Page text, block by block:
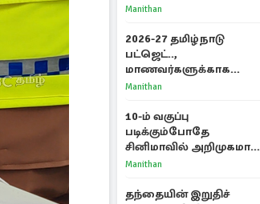
Manithan
2026-27 தமிழ்நாடு
பட்ஜெட்..,
மாணவர்களுக்காக
வெளியான முக்கிய
Manithan
10-ம் வகுப்பு
படிக்கும்போதே
சினிமாவில் அறிமுகமான
த்ரிஷா! உண்மையை
காந்தி
Manithan
தந்தையின் இறுதிச்